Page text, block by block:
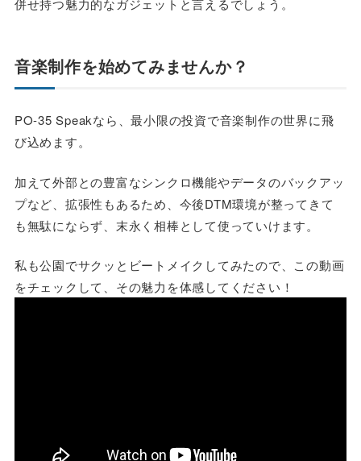
併せ持つ魅力的なガジェットと言えるでしょう。
音楽制作を始めてみませんか？
PO-35 Speakなら、最小限の投資で音楽制作の世界に飛
び込めます。
加えて外部との豊富なシンクロ機能やデータのバックアッ
プなど、拡張性もあるため、今後DTM環境が整ってきて
も無駄にならず、末永く相棒として使っていけます。
私も公園でサクッとビートメイクしてみたので、この動画
をチェックして、その魅力を体感してください！